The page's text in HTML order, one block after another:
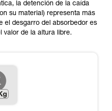
la detención de la caída
su material) representa más
el desgarro del absorbedor es
valor de la altura libre.